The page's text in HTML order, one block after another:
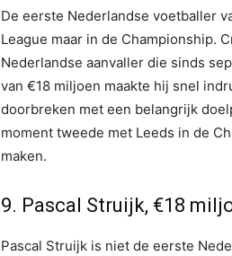
De eerste Nederlandse voetballer
League maar in de Championship.
Nederlandse aanvaller die sinds
van €18 miljoen maakte hij snel
doorbreken met een belangrijk
moment tweede met Leeds in de
maken.
9. Pascal Struijk, €18
Pascal Struijk is niet de eerste